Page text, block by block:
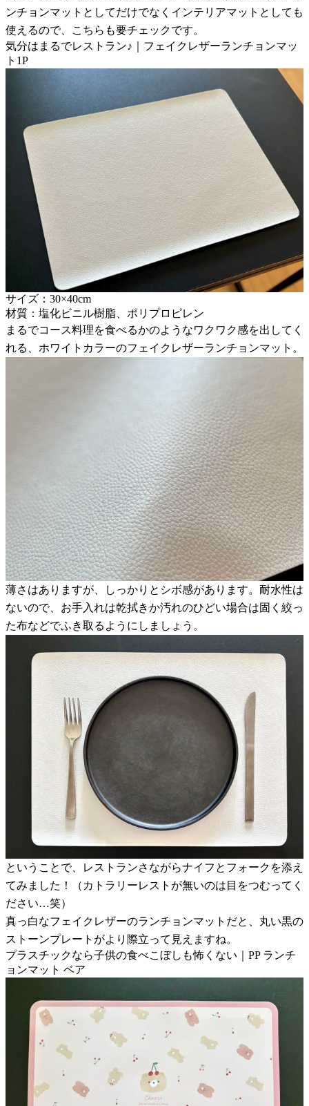
ンチョンマットとしてだけでなくインテリアマットとしても
使えるので、こちらも要チェックです。
気分はまるでレストラン♪｜フェイクレザーランチョンマッ
ト1P
サイズ：30×40cm
材質：塩化ビニル樹脂、ポリプロピレン
まるでコース料理を食べるかのようなワクワク感を出してく
れる、ホワイトカラーのフェイクレザーランチョンマット。
薄さはありますが、しっかりとシボ感があります。耐水性は
ないので、お手入れは乾拭きか汚れのひどい場合は固く絞っ
た布などでふき取るようにしましょう。
ということで、レストランさながらナイフとフォークを添え
てみました！（カトラリーレストが無いのは目をつむってく
ださい…笑）
真っ白なフェイクレザーのランチョンマットだと、丸い黒の
ストーンプレートがより際立って見えますね。
プラスチックなら子供の食べこぼしも怖くない｜PP ランチ
ョンマット ベア